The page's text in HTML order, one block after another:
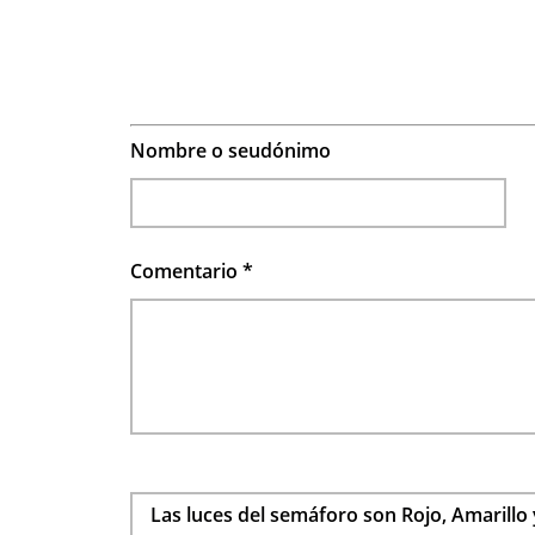
Nombre o seudónimo
Comentario *
Las luces del semáforo son Rojo, Amarillo